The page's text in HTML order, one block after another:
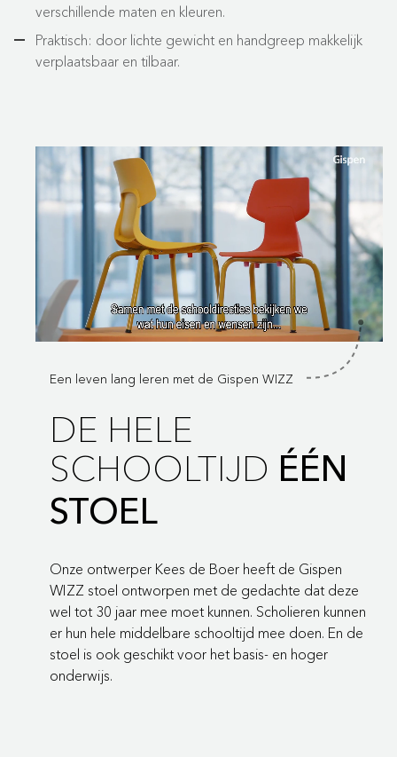
verschillende maten en kleuren.
Praktisch: door lichte gewicht en handgreep makkelijk
verplaatsbaar en tilbaar.
Een leven lang leren met de Gispen WIZZ
DE HELE
SCHOOLTIJD ÉÉN
STOEL
Onze ontwerper Kees de Boer heeft de Gispen
WIZZ stoel ontworpen met de gedachte dat deze
wel tot 30 jaar mee moet kunnen. Scholieren kunnen
er hun hele middelbare schooltijd mee doen. En de
stoel is ook geschikt voor het basis- en hoger
onderwijs.